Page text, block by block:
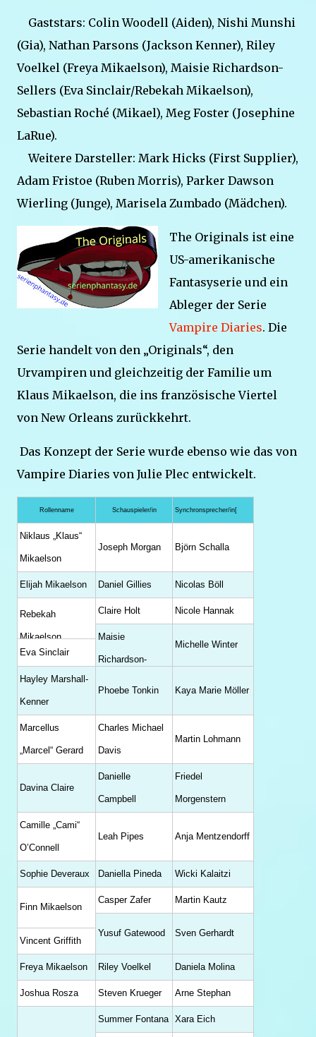
Gaststars: Colin Woodell (Aiden), Nishi Munshi
(Gia), Nathan Parsons (Jackson Kenner), Riley
Voelkel (Freya Mikaelson), Maisie Richardson-
Sellers (Eva Sinclair/Rebekah Mikaelson),
Sebastian Roché (Mikael), Meg Foster (Josephine
LaRue).
Weitere Darsteller: Mark Hicks (First Supplier),
Adam Fristoe (Ruben Morris), Parker Dawson
Wierling (Junge), Marisela Zumbado (Mädchen).
The Originals ist eine
US-amerikanische
Fantasyserie und ein
Ableger der Serie
Vampire Diaries. Die
Serie handelt von den „Originals“, den
Urvampiren und gleichzeitig der Familie um
Klaus Mikaelson, die ins französische Viertel
von New Orleans zurückkehrt.
Das Konzept der Serie wurde ebenso wie das von
Vampire Diaries von Julie Plec entwickelt.
Rollenname Schauspieler/in Synchronsprecher/in[
Niklaus „Klaus“
Mikaelson
Joseph Morgan Björn Schalla
Elijah Mikaelson Daniel Gillies Nicolas Böll
Rebekah
Mikaelson
Claire Holt Nicole Hannak
Maisie
Richardson-
Michelle Winter
Eva Sinclair
Hayley Marshall-
Kenner
Phoebe Tonkin Kaya Marie Möller
Marcellus
„Marcel“ Gerard
Charles Michael
Davis
Martin Lohmann
Davina Claire
Danielle
Campbell
Friedel
Morgenstern
Camille „Cami“
O’Connell
Leah Pipes Anja Mentzendorff
Sophie Deveraux Daniella Pineda Wicki Kalaitzi
Finn Mikaelson
Casper Zafer Martin Kautz
Yusuf Gatewood Sven Gerhardt
Vincent Griffith
Freya Mikaelson Riley Voelkel Daniela Molina
Joshua Rosza Steven Krueger Arne Stephan
Summer Fontana Xara Eich